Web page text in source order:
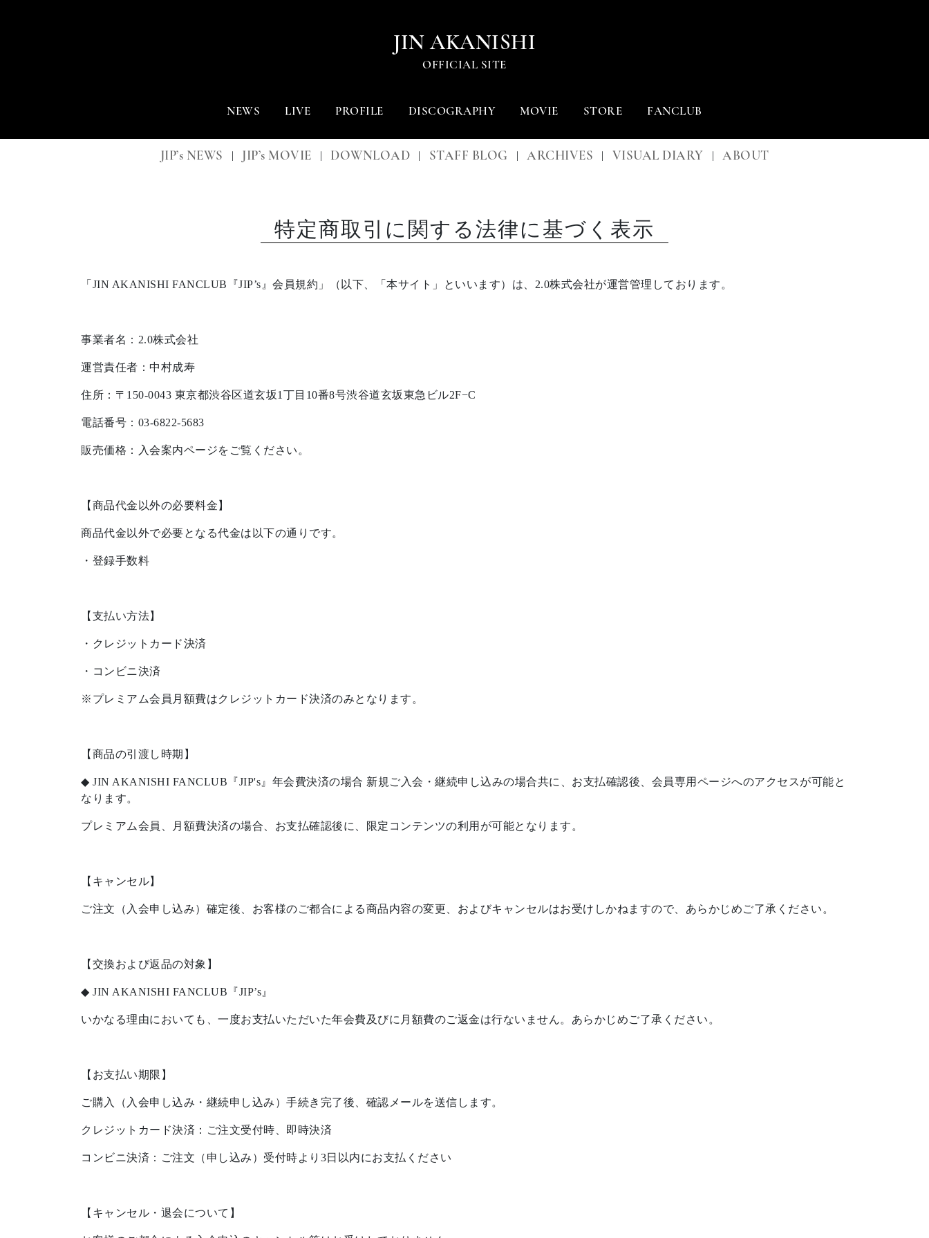
JIN AKANISHI
OFFICIAL SITE
NEWS LIVE PROFILE DISCOGRAPHY MOVIE STORE FANCLUB
JIP’s NEWS | JIP’s MOVIE | DOWNLOAD | STAFF BLOG | ARCHIVES | VISUAL DIARY | ABOUT
特定商取引に関する法律に基づく表示
「JIN AKANISHI FANCLUB『JIP’s』会員規約」（以下、「本サイト」といいます）は、2.0株式会社が運営管理しております。
事業者名：2.0株式会社
運営責任者：中村成寿
住所：〒150-0043 東京都渋谷区道玄坂1丁目10番8号渋谷道玄坂東急ビル2F−C
電話番号：03-6822-5683
販売価格：入会案内ページをご覧ください。
【商品代金以外の必要料金】
商品代金以外で必要となる代金は以下の通りです。
・登録手数料
【支払い方法】
・クレジットカード決済
・コンビニ決済
※プレミアム会員月額費はクレジットカード決済のみとなります。
【商品の引渡し時期】
◆ JIN AKANISHI FANCLUB『JIP's』年会費決済の場合 新規ご入会・継続申し込みの場合共に、お支払確認後、会員専用ページへのアクセスが可能と
なります。
プレミアム会員、月額費決済の場合、お支払確認後に、限定コンテンツの利用が可能となります。
【キャンセル】
ご注文（入会申し込み）確定後、お客様のご都合による商品内容の変更、およびキャンセルはお受けしかねますので、あらかじめご了承ください。
【交換および返品の対象】
◆ JIN AKANISHI FANCLUB『JIP’s』
いかなる理由においても、一度お支払いただいた年会費及びに月額費のご返金は行ないません。あらかじめご了承ください。
【お支払い期限】
ご購入（入会申し込み・継続申し込み）手続き完了後、確認メールを送信します。
クレジットカード決済：ご注文受付時、即時決済
コンビニ決済：ご注文（申し込み）受付時より3日以内にお支払ください
【キャンセル・退会について】